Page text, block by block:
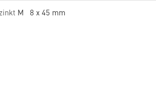
M 8 x 45 mm